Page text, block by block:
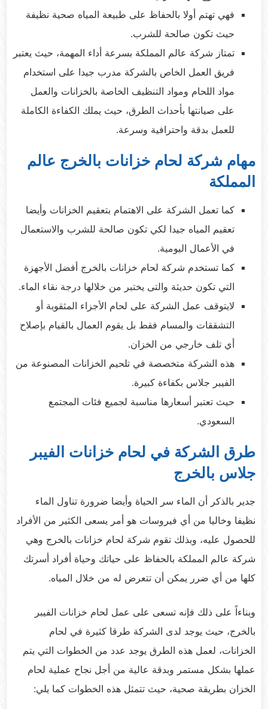
فهي تهتم أولا بالحفاظ على طبيعة المياه صحية نظيفة
حيث تكون صالحة للشرب.
تمتاز شركة عالم المملكة بسرعة أداء المهمة، حيث يعتبر
فريق العمل الخاص بالشركة مدرب جيدا على استخدام
مواد اللحام ومواد التنظيف الخاصة بالخزانات والعمل
على صيانتها بأحداث الطرق، حيث يملك الكفاءة الكاملة
للعمل بدقة واحترافية وسرعة.
مهام شركة لحام خزانات بالخرج عالم
المملكة
كما تعمل الشركة على الاهتمام بتعقيم الخزانات وأيضا
تعقيم المياه جيدا لكي تكون صالحة للشرب والاستعمال
في الأعمال اليومية.
كما تستخدم شركة لحام خزانات بالخرج أفضل الأجهزة
التي تكون حديثة والتى يختبر من خلالها درجة نقاء الماء.
لايتوقف عمل الشركة على لحام الأجزاء المثقوبة أو
التشققات والمسام فقط بل يقوم العمال بالقيام بإصلاح
أي تلف خارجي من الخزان.
هذه الشركة متخصصة في تلحيم الخزانات المصنوعة من
الفيبر جلاس بكفاءة كبيرة.
حيث تعتبر أسعارها مناسبة لجميع فئات المجتمع
السعودي.
طرق الشركة في لحام خزانات الفيبر
جلاس بالخرج
جدير بالذكر أن الماء سر الحياة وأيضا ضرورة تناول الماء
نظيفا وخاليا من أي فيروسات هو أمر يسعى الكثير من الأفراد
للحصول عليه، وبذلك تقوم شركة لحام خزانات بالخرج وهي
شركة عالم المملكة بالحفاظ على حياتك وحياة أفراد أسرتك
كلها من أي ضرر يمكن أن تتعرض له من خلال المياه.
وبناءاً على ذلك فإنه تسعى على عمل لحام خزانات الفيبر
بالخرج، حيث يوجد لدى الشركة طرقا كثيرة في لحام
الخزانات، لعمل هذه الطرق يوجد عدد من الخطوات التي يتم
عملها بشكل مستمر وبدقة عالية من أجل نجاح عملية لحام
الخزان بطريقة صحية، حيث تتمثل هذه الخطوات كما يلي: